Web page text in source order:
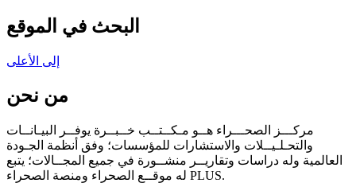
البحث في الموقع
إلى الأعلى
من نحن
مركـــز الصحـــراء هــو مـكــتــب خــبــرة يوفــر البيـانــات
والتحـلـيــلات والاستشارات للمؤسسات؛ وفق أنظمة الجـودة
العالمية وله دراسات وتقاريــر منشــورة في جميع المجــالات؛ يتبع
له موقــع الصحراء ومنصة الصحراء PLUS.